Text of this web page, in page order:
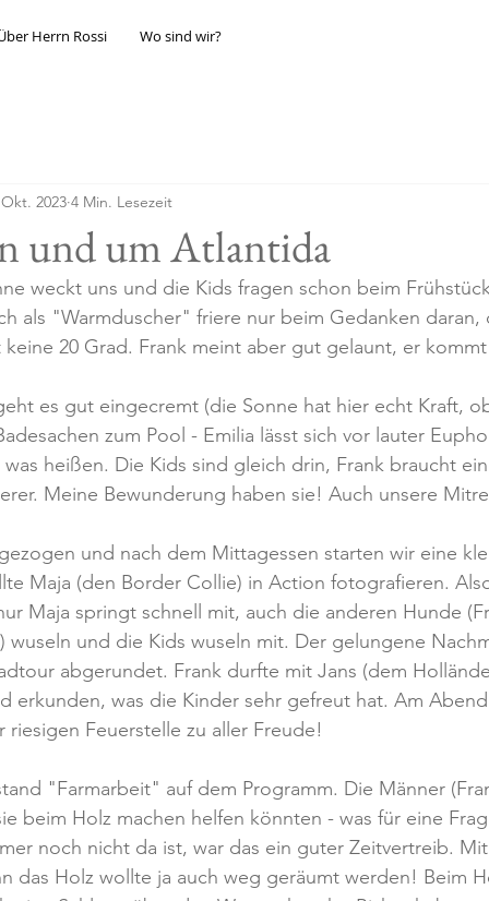
Herrn Rossi Wo sind wir?
und um Atlantida
2023 4 Min. Lesezeit
weckt uns und die Kids fragen schon beim
als "Warmduscher" friere nur beim Gedanken daran,
keine 20 Grad. Frank meint aber gut gelaunt, er
es gut eingecremt (die Sonne hat hier echt Kraft,
zum Pool - Emilia lässt sich vor lauter
heißen. Die Kids sind gleich drin, Frank braucht
Meine Bewunderung haben sie! Auch unsere
und nach dem Mittagessen starten wir eine
Maja (den Border Collie) in Action fotografieren.
Maja springt schnell mit, auch die anderen Hunde
wuseln und die Kids wuseln mit. Der gelungene
abgerundet. Frank durfte mit Jans (dem
erkunden, was die Kinder sehr gefreut hat. Am
riesigen Feuerstelle zu aller Freude!
"Farmarbeit" auf dem Programm. Die Männer
beim Holz machen helfen könnten - was für eine
noch nicht da ist, war das ein guter Zeitvertreib.
das Holz wollte ja auch weg geräumt werden! Beim